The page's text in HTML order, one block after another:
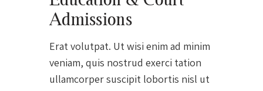
Admissions
Erat volutpat. Ut wisi enim ad minim
veniam, quis nostrud exerci tation
ullamcorper suscipit lobortis nisl ut